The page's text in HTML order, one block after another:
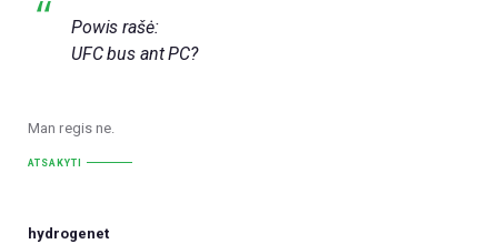
Powis rašė:
UFC bus ant PC?
Man regis ne.
ATSAKYTI
hydrogenet